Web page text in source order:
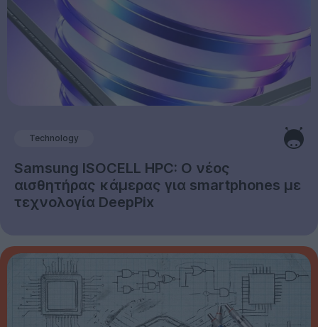
Technology
Samsung ISOCELL HPC: Ο νέος
αισθητήρας κάμερας για smartphones με
τεχνολογία DeepPix